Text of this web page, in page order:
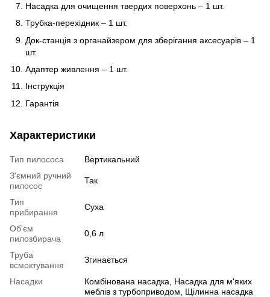
Насадка для очищення твердих поверхонь – 1 шт.
Трубка-перехідник – 1 шт.
Док-станція з органайзером для зберігання аксесуарів – 1
шт.
Адаптер живлення – 1 шт.
Інструкція
Гарантія
Характеристики
Тип пилососа
Вертикальний
З'ємний ручний
пилосос
Так
Тип
прибирання
Суха
Об'єм
пилозбирача
0,6 л
Труба
всмоктування
Згинається
Насадки
Комбінована насадка, Насадка для м'яких
меблів з турбоприводом, Щілинна насадка